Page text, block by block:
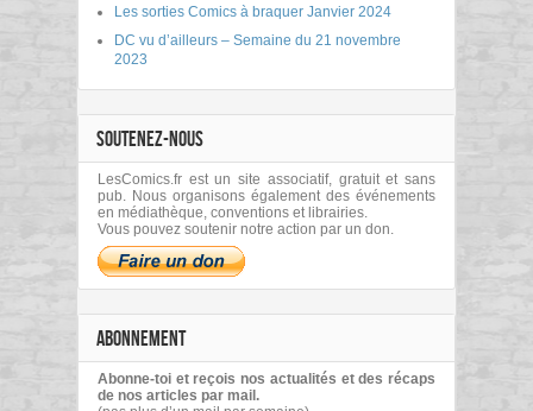
Les sorties Comics à braquer Janvier 2024
DC vu d’ailleurs – Semaine du 21 novembre
2023
SOUTENEZ-NOUS
LesComics.fr est un site associatif, gratuit et sans
pub. Nous organisons également des événements
en médiathèque, conventions et librairies.
Vous pouvez soutenir notre action par un don.
ABONNEMENT
Abonne-toi et reçois nos actualités et des récaps
de nos articles par mail.